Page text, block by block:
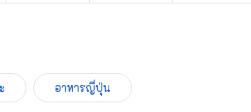
อาหารญี่ปุ่น